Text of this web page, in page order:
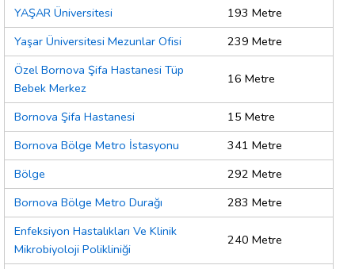
YAŞAR Üniversitesi
193 Metre
Yaşar Üniversitesi Mezunlar Ofisi
239 Metre
Özel Bornova Şifa Hastanesi Tüp
Bebek Merkez
16 Metre
Bornova Şifa Hastanesi
15 Metre
Bornova Bölge Metro İstasyonu
341 Metre
Bölge
292 Metre
Bornova Bölge Metro Durağı
283 Metre
Enfeksiyon Hastalıkları Ve Klinik
Mikrobiyoloji Polikliniği
240 Metre